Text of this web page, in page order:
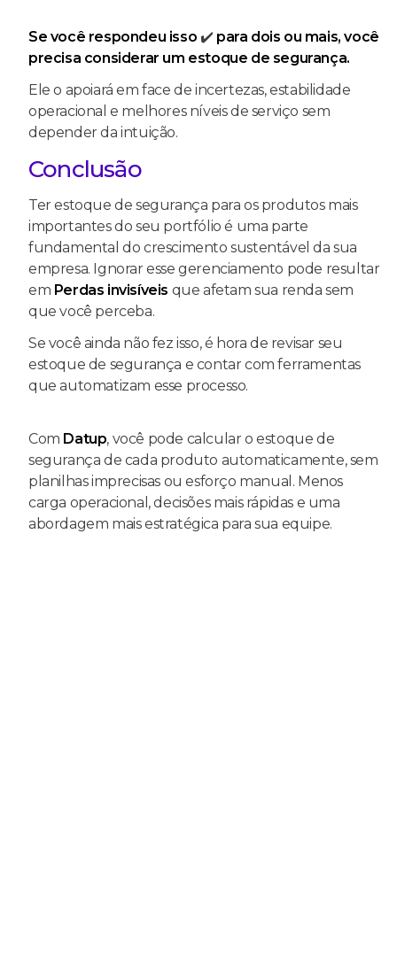
Se você respondeu isso ✔️ para dois ou mais, você
precisa considerar um estoque de segurança.
Ele o apoiará em face de incertezas, estabilidade
operacional e melhores níveis de serviço sem
depender da intuição.
Conclusão
Ter estoque de segurança para os produtos mais
importantes do seu portfólio é uma parte
fundamental do crescimento sustentável da sua
empresa. Ignorar esse gerenciamento pode resultar
em Perdas invisíveis que afetam sua renda sem
que você perceba.
Se você ainda não fez isso, é hora de revisar seu
estoque de segurança e contar com ferramentas
que automatizam esse processo.
Com Datup, você pode calcular o estoque de
segurança de cada produto automaticamente, sem
planilhas imprecisas ou esforço manual. Menos
carga operacional, decisões mais rápidas e uma
abordagem mais estratégica para sua equipe.